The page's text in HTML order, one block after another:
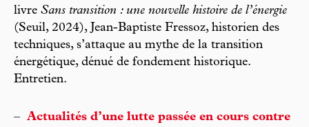
livre Sans transition : une nouvelle histoire de l’énergie
(Seuil, 2024), Jean-Baptiste Fressoz, historien des
techniques, s’attaque au mythe de la transition
énergétique, dénué de fondement historique.
Entretien.
– Actualités d’une lutte passée en cours contre